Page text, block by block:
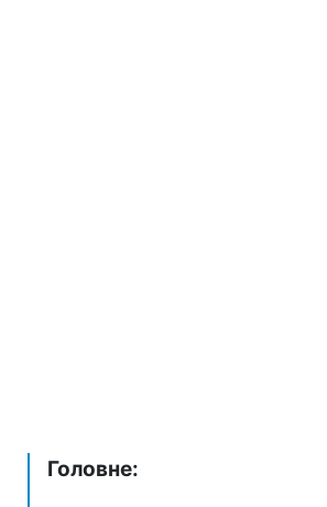
Головне: